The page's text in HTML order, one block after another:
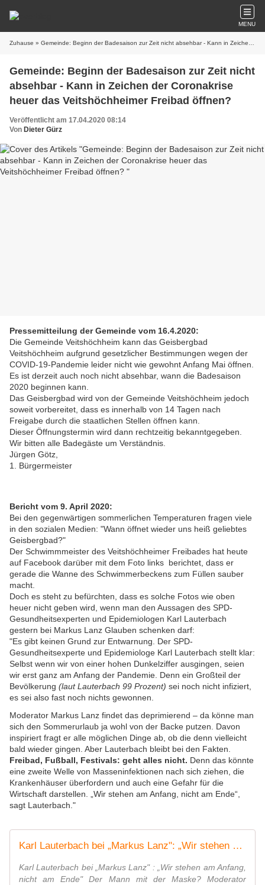
MENU
Zuhause » Gemeinde: Beginn der Badesaison zur Zeit nicht absehbar - Kann in Zeichen der Coronakrise heuer das Veitshöchheimer Freibad öffnen?
Gemeinde: Beginn der Badesaison zur Zeit nicht
absehbar - Kann in Zeichen der Coronakrise
heuer das Veitshöchheimer Freibad öffnen?
Veröffentlicht am 17.04.2020 08:14
Von Dieter Gürz
Pressemitteilung der Gemeinde vom 16.4.2020:
Die Gemeinde Veitshöchheim kann das Geisbergbad
Veitshöchheim aufgrund gesetzlicher Bestimmungen wegen der
COVID-19-Pandemie leider nicht wie gewohnt Anfang Mai öffnen.
Es ist derzeit auch noch nicht absehbar, wann die Badesaison
2020 beginnen kann.
Das Geisbergbad wird von der Gemeinde Veitshöchheim jedoch
soweit vorbereitet, dass es innerhalb von 14 Tagen nach
Freigabe durch die staatlichen Stellen öffnen kann.
Dieser Öffnungstermin wird dann rechtzeitig bekanntgegeben.
Wir bitten alle Badegäste um Verständnis.
Jürgen Götz,
1. Bürgermeister
Bericht vom 9. April 2020:
Bei den gegenwärtigen sommerlichen Temperaturen fragen viele
in den sozialen Medien: "Wann öffnet wieder uns heiß geliebtes
Geisbergbad?"
Der Schwimmmeister des Veitshöchheimer Freibades hat heute
auf Facebook darüber mit dem Foto links berichtet, dass er
gerade die Wanne des Schwimmerbeckens zum Füllen sauber
macht.
Doch es steht zu befürchten, dass es solche Fotos wie oben
heuer nicht geben wird, wenn man den Aussagen des SPD-
Gesundheitsexperten und Epidemiologen Karl Lauterbach
gestern bei Markus Lanz Glauben schenken darf:
"Es gibt keinen Grund zur Entwarnung. Der SPD-
Gesundheitsexperte und Epidemiologe Karl Lauterbach stellt klar:
Selbst wenn wir von einer hohen Dunkelziffer ausgingen, seien
wir erst ganz am Anfang der Pandemie. Denn ein Großteil der
Bevölkerung (laut Lauterbach 99 Prozent) sei noch nicht infiziert,
es sei also fast noch nichts gewonnen.
Moderator Markus Lanz findet das deprimierend – da könne man
sich den Sommerurlaub ja wohl von der Backe putzen. Davon
inspiriert fragt er alle möglichen Dinge ab, ob die denn vielleicht
bald wieder gingen. Aber Lauterbach bleibt bei den Fakten.
Freibad, Fußball, Festivals: geht alles nicht. Denn das könnte
eine zweite Welle von Masseninfektionen nach sich ziehen, die
Krankenhäuser überfordern und auch eine Gefahr für die
Wirtschaft darstellen. „Wir stehen am Anfang, nicht am Ende“,
sagt Lauterbach."
Karl Lauterbach bei „Markus Lanz": „Wir stehen am Anfang, nicht am Ende"
Karl Lauterbach bei „Markus Lanz" : „Wir stehen am Anfang,
nicht am Ende" Der Mann mit der Maske? Moderator